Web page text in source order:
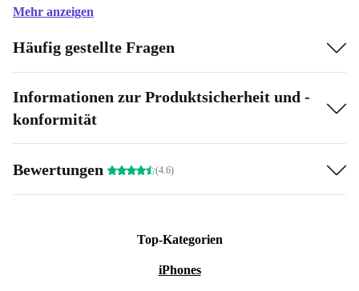
Mehr anzeigen
Häufig gestellte Fragen
Informationen zur Produktsicherheit und -
konformität
Bewertungen (4.6)
Top-Kategorien
iPhones